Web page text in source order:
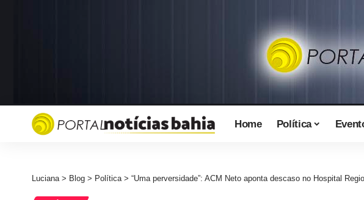
Home Política
Luciana> Blog > Política> “Uma perversidade”: ACM Neto aponta descaso no Hospital